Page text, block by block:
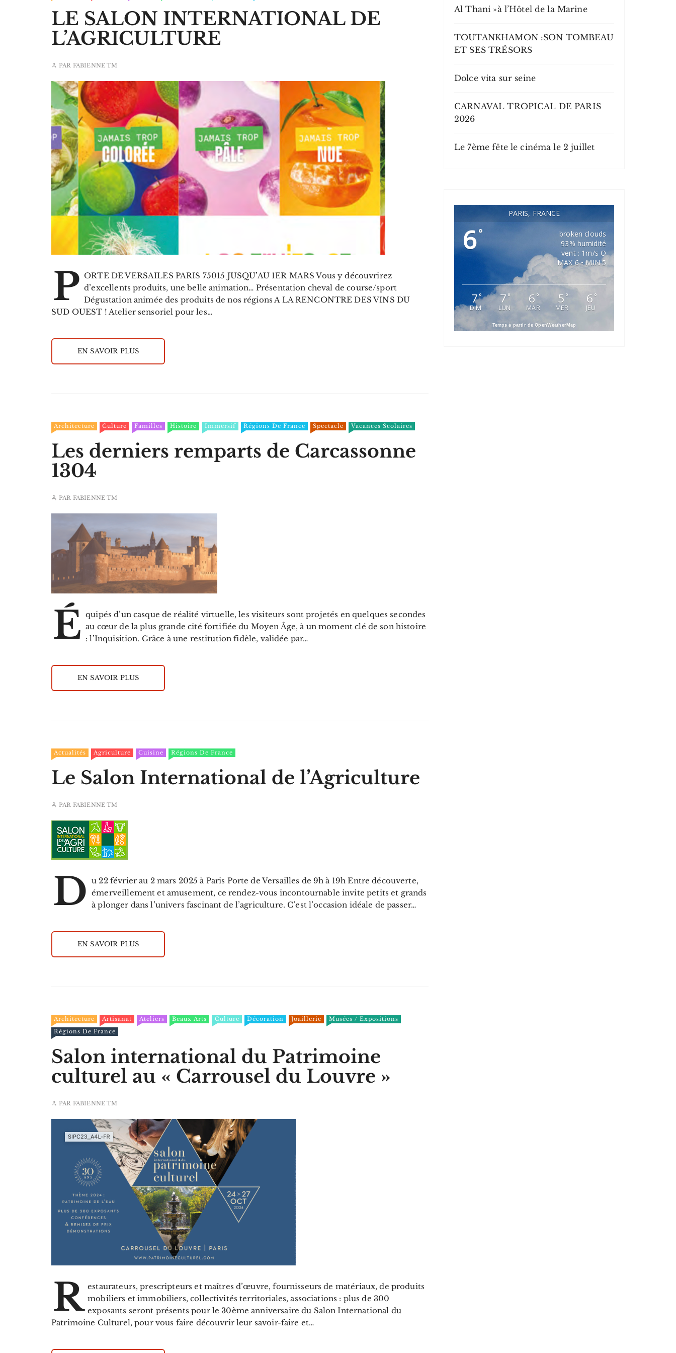
LE SALON INTERNATIONAL DE
L’AGRICULTURE
PAR FABIENNE TM
P ORTE DE VERSAILES PARIS 75015 JUSQU’AU 1ER MARS Vous y découvrirez
d’excellents produits, une belle animation… Présentation cheval de course/sport
Dégustation animée des produits de nos régions A LA RENCONTRE DES VINS DU
SUD OUEST ! Atelier sensoriel pour les…
EN SAVOIR PLUS
Architecture Culture Familles Histoire Immersif Régions De France Spectacle Vacances Scolaires
Les derniers remparts de Carcassonne
1304
PAR FABIENNE TM
É quipés d’un casque de réalité virtuelle, les visiteurs sont projetés en quelques secondes
au cœur de la plus grande cité fortifiée du Moyen Âge, à un moment clé de son histoire
: l’Inquisition. Grâce à une restitution fidèle, validée par…
EN SAVOIR PLUS
Actualités Agriculture Cuisine Régions De France
Le Salon International de l’Agriculture
PAR FABIENNE TM
D u 22 février au 2 mars 2025 à Paris Porte de Versailles de 9h à 19h Entre découverte,
émerveillement et amusement, ce rendez-vous incontournable invite petits et grands
à plonger dans l’univers fascinant de l’agriculture. C’est l’occasion idéale de passer…
EN SAVOIR PLUS
Architecture Artisanat Ateliers Beaux Arts Culture Décoration Joaillerie
Musées / Expositions
Régions De France
Salon international du Patrimoine
culturel au « Carrousel du Louvre »
PAR FABIENNE TM
R estaurateurs, prescripteurs et maîtres d’œuvre, fournisseurs de matériaux, de produits
mobiliers et immobiliers, collectivités territoriales, associations : plus de 300
exposants seront présents pour le 30ème anniversaire du Salon International du
Patrimoine Culturel, pour vous faire découvrir leur savoir-faire et…
Al Thani »à l’Hôtel de la Marine
TOUTANKHAMON :SON TOMBEAU
ET SES TRÉSORS
Dolce vita sur seine
CARNAVAL TROPICAL DE PARIS
2026
Le 7ème fête le cinéma le 2 juillet
PARIS, FRANCE
6°
broken clouds
93% humidité
vent : 1m/s O
MAX 6 • MIN 5
7°
DIM
7°
LUN
6 °
MAR
5 °
MER
6 °
JEU
Temps à partir de OpenWeatherMap